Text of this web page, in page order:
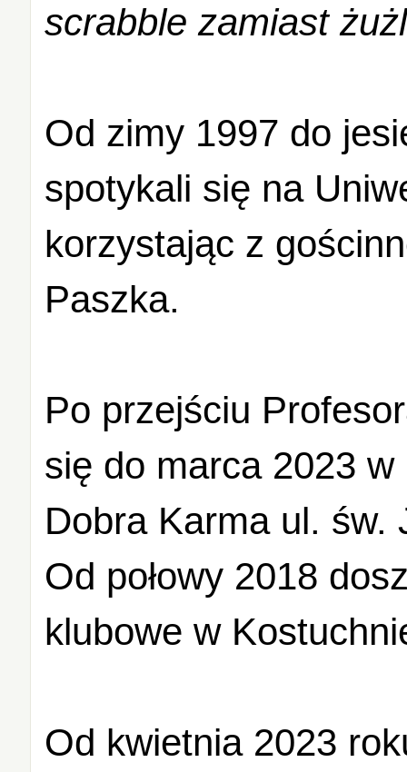
scrabble zamiast
Od zimy 1997 do
spotykali się na
korzystając z
Paszka.
Po przejściu
się do marca 2023
Dobra Karma ul. św.
Od połowy 2018
klubowe w
Od kwietnia 2023